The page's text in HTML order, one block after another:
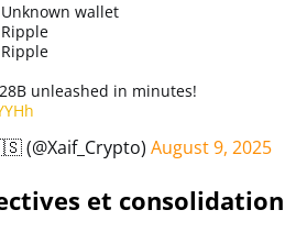
Unknown wallet
Ripple
Ripple
unleashed in minutes!
August 9, 2025
et consolidation